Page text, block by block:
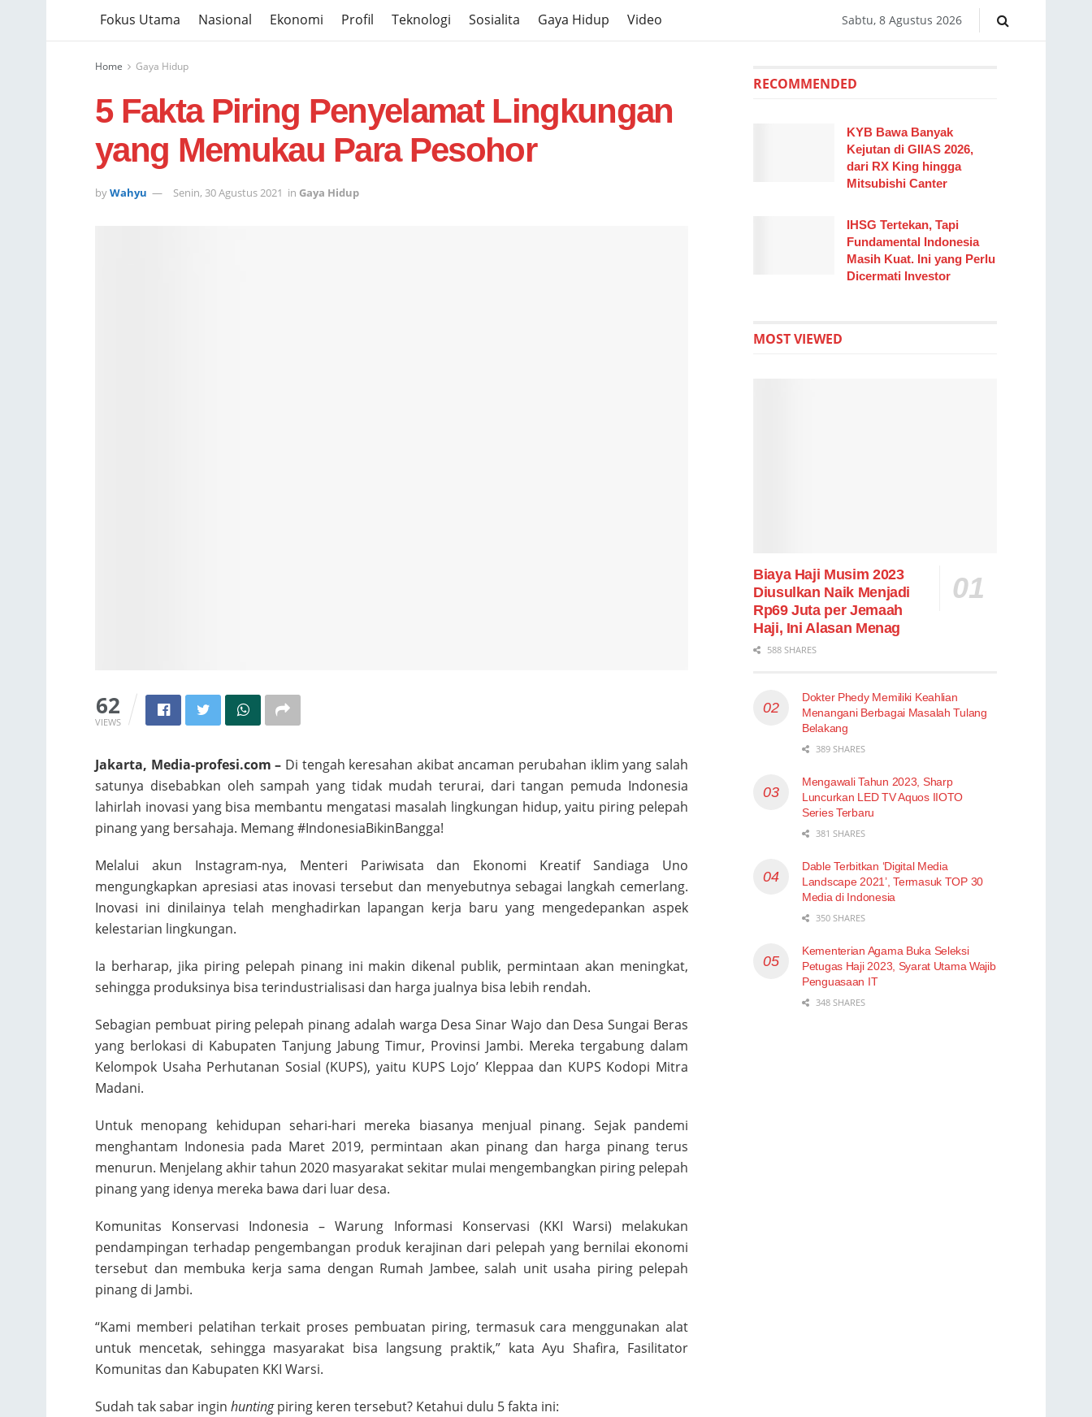
Fokus Utama Nasional Ekonomi Profil Teknologi Sosialita Gaya Hidup Video Sabtu, 8 Agustus 2026
Home Gaya Hidup
5 Fakta Piring Penyelamat Lingkungan
yang Memukau Para Pesohor
byWahyu Senin, 30 Agustus 2021 in Gaya Hidup
62
VIEWS
Jakarta, Media-profesi.com – Di tengah keresahan akibat ancaman perubahan iklim yang salah
satunya disebabkan oleh sampah yang tidak mudah terurai, dari tangan pemuda Indonesia
lahirlah inovasi yang bisa membantu mengatasi masalah lingkungan hidup, yaitu piring pelepah
pinang yang bersahaja. Memang #IndonesiaBikinBangga!
Melalui akun Instagram-nya, Menteri Pariwisata dan Ekonomi Kreatif Sandiaga Uno
mengungkapkan apresiasi atas inovasi tersebut dan menyebutnya sebagai langkah cemerlang.
Inovasi ini dinilainya telah menghadirkan lapangan kerja baru yang mengedepankan aspek
kelestarian lingkungan.
Ia berharap, jika piring pelepah pinang ini makin dikenal publik, permintaan akan meningkat,
sehingga produksinya bisa terindustrialisasi dan harga jualnya bisa lebih rendah.
Sebagian pembuat piring pelepah pinang adalah warga Desa Sinar Wajo dan Desa Sungai Beras
yang berlokasi di Kabupaten Tanjung Jabung Timur, Provinsi Jambi. Mereka tergabung dalam
Kelompok Usaha Perhutanan Sosial (KUPS), yaitu KUPS Lojo’ Kleppaa dan KUPS Kodopi Mitra
Madani.
Untuk menopang kehidupan sehari-hari mereka biasanya menjual pinang. Sejak pandemi
menghantam Indonesia pada Maret 2019, permintaan akan pinang dan harga pinang terus
menurun. Menjelang akhir tahun 2020 masyarakat sekitar mulai mengembangkan piring pelepah
pinang yang idenya mereka bawa dari luar desa.
Komunitas Konservasi Indonesia – Warung Informasi Konservasi (KKI Warsi) melakukan
pendampingan terhadap pengembangan produk kerajinan dari pelepah yang bernilai ekonomi
tersebut dan membuka kerja sama dengan Rumah Jambee, salah unit usaha piring pelepah
pinang di Jambi.
“Kami memberi pelatihan terkait proses pembuatan piring, termasuk cara menggunakan alat
untuk mencetak, sehingga masyarakat bisa langsung praktik,” kata Ayu Shafira, Fasilitator
Komunitas dan Kabupaten KKI Warsi.
Sudah tak sabar ingin huntingpiring keren tersebut? Ketahui dulu 5 fakta ini:
RECOMMENDED
KYB Bawa Banyak
Kejutan di GIIAS 2026,
dari RX King hingga
Mitsubishi Canter
IHSG Tertekan, Tapi
Fundamental Indonesia
Masih Kuat. Ini yang Perlu
Dicermati Investor
MOST VIEWED
Biaya Haji Musim 2023
Diusulkan Naik Menjadi
Rp69 Juta per Jemaah
Haji, Ini Alasan Menag
588 SHARES
Dokter Phedy Memiliki Keahlian
Menangani Berbagai Masalah Tulang
Belakang
389 SHARES
Mengawali Tahun 2023, Sharp
Luncurkan LED TV Aquos IIOTO
Series Terbaru
381 SHARES
Dable Terbitkan ‘Digital Media
Landscape 2021’, Termasuk TOP 30
Media di Indonesia
350 SHARES
Kementerian Agama Buka Seleksi
Petugas Haji 2023, Syarat Utama Wajib
Penguasaan IT
348 SHARES